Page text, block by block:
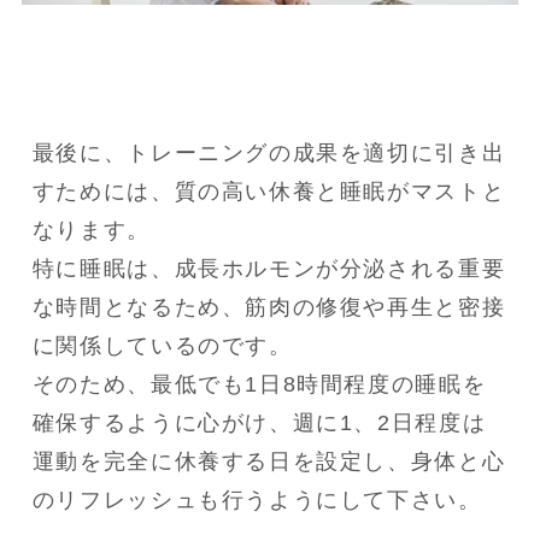
最後に、トレーニングの成果を適切に引き出
すためには、質の高い休養と睡眠がマストと
なります。
特に睡眠は、成長ホルモンが分泌される重要
な時間となるため、筋肉の修復や再生と密接
に関係しているのです。
そのため、最低でも1日8時間程度の睡眠を
確保するように心がけ、週に1、2日程度は
運動を完全に休養する日を設定し、身体と心
のリフレッシュも行うようにして下さい。